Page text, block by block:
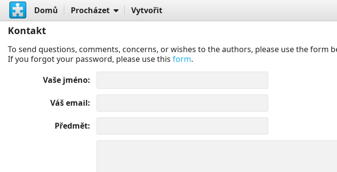
Domů Procházet Vytvořit
Kontakt
To send questions, comments, concerns, or wishes to the authors, please use the form
If you forgot your password, please use this form.
Vaše jméno
Váš email
Předmět